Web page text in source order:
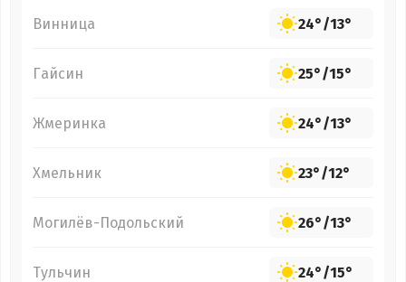
Винница 24°/13°
Гайсин 25°/15°
Жмеринка 24°/13°
Хмельник 23°/12°
Могилёв-Подольский 26°/13°
Тульчин 24°/15°